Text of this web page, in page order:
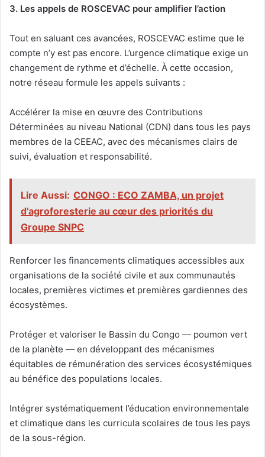
3. Les appels de ROSCEVAC pour amplifier l’action
Tout en saluant ces avancées, ROSCEVAC estime que le
compte n’y est pas encore. L’urgence climatique exige un
changement de rythme et d’échelle. À cette occasion,
notre réseau formule les appels suivants :
Accélérer la mise en œuvre des Contributions
Déterminées au niveau National (CDN) dans tous les pays
membres de la CEEAC, avec des mécanismes clairs de
suivi, évaluation et responsabilité.
Lire Aussi: CONGO : ECO ZAMBA, un projet
d’agroforesterie au cœur des priorités du
Groupe SNPC
Renforcer les financements climatiques accessibles aux
organisations de la société civile et aux communautés
locales, premières victimes et premières gardiennes des
écosystèmes.
Protéger et valoriser le Bassin du Congo — poumon vert
de la planète — en développant des mécanismes
équitables de rémunération des services écosystémiques
au bénéfice des populations locales.
Intégrer systématiquement l’éducation environnementale
et climatique dans les curricula scolaires de tous les pays
de la sous-région.